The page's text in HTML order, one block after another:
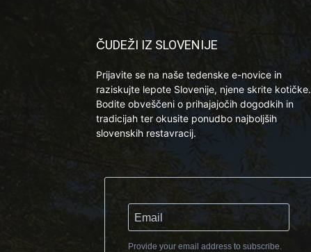
ČUDEŽI IZ SLOVENIJE
Prijavite se na naše tedenske e-novice in
raziskujte lepote Slovenije, njene skrite kotičke.
Bodite obveščeni o prihajajočih dogodkih in
tradicijah ter okusite ponudbo najboljših
slovenskih restavracij.
Provide your email address to subscribe.